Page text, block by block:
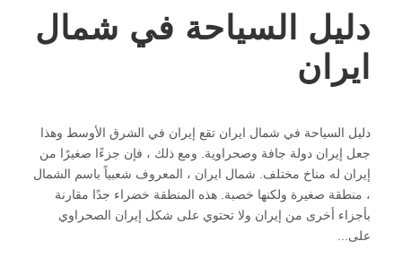
دليل السياحة في شمال
ایران
دلیل السیاحة في شمال ايران تقع إيران في الشرق الأوسط وهذا
جعل إيران دولة جافة وصحراوية. ومع ذلك ، فإن جزءًا صغيرًا من
إيران له مناخ مختلف. شمال ايران ، المعروف شعبياً باسم الشمال
، منطقة صغيرة ولكنها خصبة. هذه المنطقة خضراء جدًا مقارنة
بأجزاء أخرى من إيران ولا تحتوي على شكل إيران الصحراوي
على...